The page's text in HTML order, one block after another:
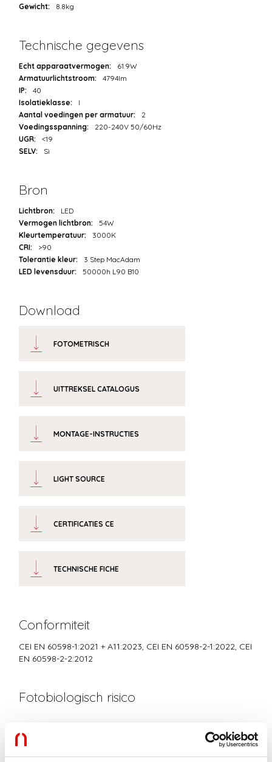
Gewicht:
8.8kg
Technische gegevens
Echt apparaatvermogen:
61.9W
Armatuurlichtstroom:
4794lm
IP:
40
Isolatieklasse:
I
Aantal voedingen per armatuur:
2
Voedingsspanning:
220-240V 50/60Hz
UGR:
<19
SELV:
Sì
Bron
Lichtbron:
LED
Vermogen lichtbron:
54W
Kleurtemperatuur:
3000K
CRI:
>90
Tolerantie kleur:
3 Step MacAdam
LED levensduur:
50000h L90 B10
Download
FOTOMETRISCH
UITTREKSEL CATALOGUS
MONTAGE-INSTRUCTIES
LIGHT SOURCE
CERTIFICATIES CE
TECHNISCHE FICHE
Conformiteit
CEI EN 60598-1:2021 + A11:2023, CEI EN 60598-2-1:2022, CEI
EN 60598-2-2:2012
Fotobiologisch risico
Gecertificeerd apparaat in een RISICOVRIJE GROEP, in
overeenstemming met de normen CEI EN 62471:2010-01, IEC TR